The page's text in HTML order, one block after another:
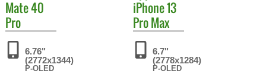
Mate 40
Pro
6.76"
(2772x1344)
P-OLED
iPhone 13
Pro Max
6.7"
(2778x1284)
P-OLED